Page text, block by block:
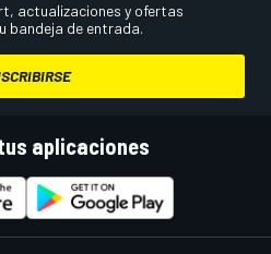
actualizaciones y ofertas
bandeja de entrada.
aplicaciones